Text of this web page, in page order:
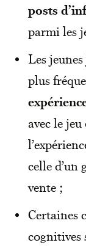
posts
parmi les
Les
plus
avec le jeu
celle d’un
vente ;
Certaines
cognitives